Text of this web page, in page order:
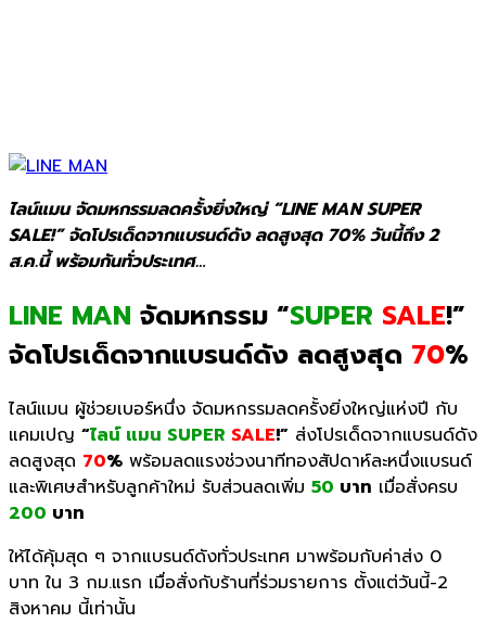
ไลน์แมน จัดมหกรรมลดครั้งยิ่งใหญ่ “LINE MAN SUPER
SALE!” จัดโปรเด็ดจากแบรนด์ดัง ลดสูงสุด 70% วันนี้ถึง 2
ส.ค.นี้ พร้อมกันทั่วประเทศ…
LINE MAN จัดมหกรรม “SUPER SALE!”
จัดโปรเด็ดจากแบรนด์ดัง ลดสูงสุด 70%
ไลน์แมน ผู้ช่วยเบอร์หนึ่ง จัดมหกรรมลดครั้งยิ่งใหญ่แห่งปี กับ
แคมเปญ “ไลน์ แมน SUPER SALE!” ส่งโปรเด็ดจากแบรนด์ดัง
ลดสูงสุด 70% พร้อมลดแรงช่วงนาทีทองสัปดาห์ละหนึ่งแบรนด์
และพิเศษสำหรับลูกค้าใหม่ รับส่วนลดเพิ่ม 50 บาท เมื่อสั่งครบ
200 บาท
ให้ได้คุ้มสุด ๆ จากแบรนด์ดังทั่วประเทศ มาพร้อมกับค่าส่ง 0
บาท ใน 3 กม.แรก เมื่อสั่งกับร้านที่ร่วมรายการ ตั้งแต่วันนี้-2
สิงหาคม นี้เท่านั้น